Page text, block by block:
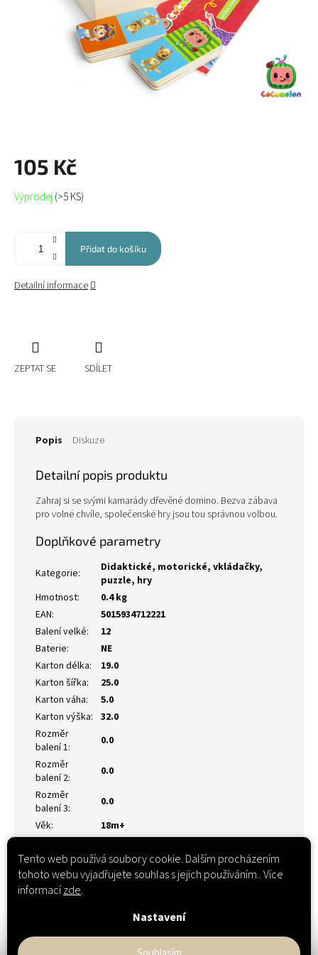
Tento web používá soubory cookie. Dalším procházením
tohoto webu vyjadřujete souhlas s jejich používáním.. Více
informacízde.
Nastavení
105 Kč
Měrná
cena:
Výprodej(>5 KS)
Přidat do košíku
Detailní informace
ZEPTAT SE SDÍLET
Popis Diskuze
Detailní popis produktu
Zahraj si se svými kamarády dřevěné domino. Bezva zábava
pro volné chvíle, společenské hry jsou tou správnou volbou.
Doplňkové parametry
Kategorie:
Didaktické, motorické, vkládačky,
puzzle, hry
Hmotnost:
0.4 kg
EAN:
5015934712221
Balení velké:
12
Baterie:
NE
Karton délka:
19.0
Karton šířka:
25.0
Karton váha:
5.0
Karton výška: 32.0
Rozměr
balení 1:
0.0
Rozměr
balení 2:
0.0
Rozměr
balení 3:
0.0
Věk: 18m+